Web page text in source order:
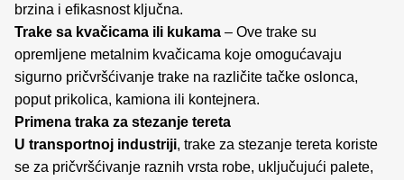
brzina i efikasnost ključna.
Trake sa kvačicama ili kukama – Ove trake su
opremljene metalnim kvačicama koje omogućavaju
sigurno pričvršćivanje trake na različite tačke oslonca,
poput prikolica, kamiona ili kontejnera.
Primena traka za stezanje tereta
U transportnoj industriji, trake za stezanje tereta koriste
se za pričvršćivanje raznih vrsta robe, uključujući palete,